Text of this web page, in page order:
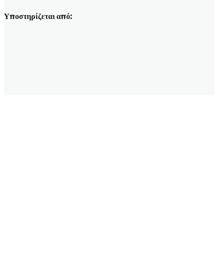
Υποστηρίζεται από: